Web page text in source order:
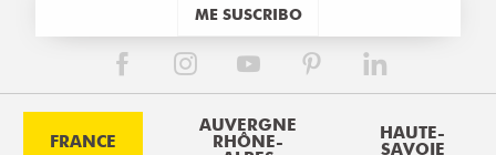
ME SUSCRIBO
FRANCE
AUVERGNE
RHÔNE-
HAUTE-
SAVOIE